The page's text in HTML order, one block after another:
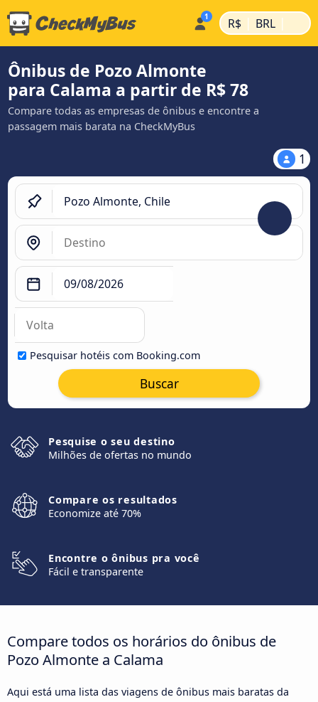
R$ | BRL |
Ônibus de Pozo Almonte
para Calama a partir de R$ 78
Compare todas as empresas de ônibus e encontre a
passagem mais barata na CheckMyBus
1
Pesquisar hotéis com Booking.com
Buscar
Pesquise o seu destino
Milhões de ofertas no mundo
Compare os resultados
Economize até 70%
Encontre o ônibus pra você
Fácil e transparente
Compare todos os horários do ônibus de
Pozo Almonte a Calama
Aqui está uma lista das viagens de ônibus mais baratas da